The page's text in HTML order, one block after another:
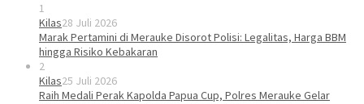
1
Kilas28 Juli 2026
Marak Pertamini di Merauke Disorot Polisi: Legalitas, Harga BBM
hingga Risiko Kebakaran
2
Kilas25 Juli 2026
Raih Medali Perak Kapolda Papua Cup, Polres Merauke Gelar